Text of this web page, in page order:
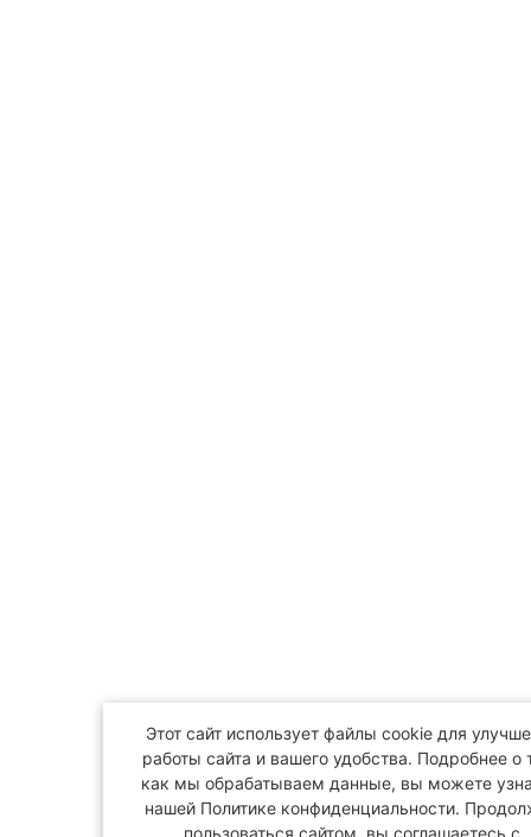
Этот сайт использует файлы cookie для
работы сайта и вашего удобства. Подробнее о
как мы обрабатываем данные, вы можете
нашей Политике конфиденциальности.
пользоваться сайтом, вы соглашаетесь с